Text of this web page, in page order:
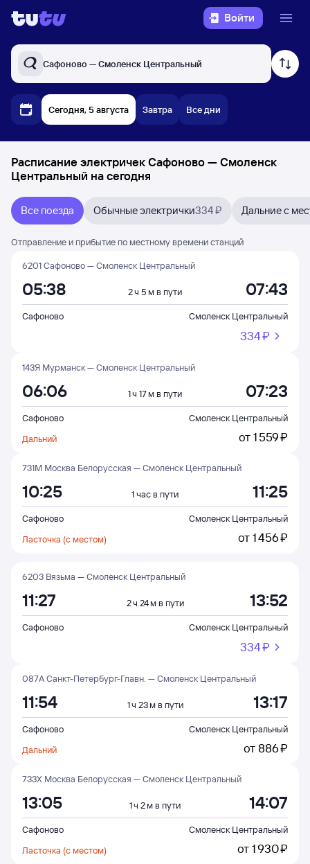
Войти
Сафоново — Смоленск Центральный
Сегодня, 5 августа Завтра Все дни
Расписание электричек Сафоново — Смоленск
Центральный на сегодня
Все поезда Обычные электрички334 ₽ Дальние с
Отправление и прибытие по местному времени станций
6201 Сафоново — Смоленск Центральный
05:38 2 ч 5 м в пути 07:43
Сафоново Смоленск Центральный
334 ⁠₽
143Я Мурманск — Смоленск Центральный
06:06 1 ч 17 м в пути 07:23
Сафоново
Смоленск Центральный
Дальний
от1 ⁠559 ⁠₽
731М Москва Белорусская — Смоленск Центральный
10:25 1 час в пути 11:25
Сафоново
Смоленск Центральный
Ласточка (с местом)
от1 ⁠456 ⁠₽
6203 Вязьма — Смоленск Центральный
11:27 2 ч 24 м в пути 13:52
Сафоново Смоленск Центральный
334 ⁠₽
087А Санкт-Петербург-Главн. — Смоленск Центральный
11:54 1 ч 23 м в пути 13:17
Сафоново
Смоленск Центральный
Дальний
от 886 ⁠₽
733Х Москва Белорусская — Смоленск Центральный
13:05 1 ч 2 м в пути 14:07
Сафоново
Смоленск Центральный
Ласточка (с местом)
от1 ⁠930 ⁠₽